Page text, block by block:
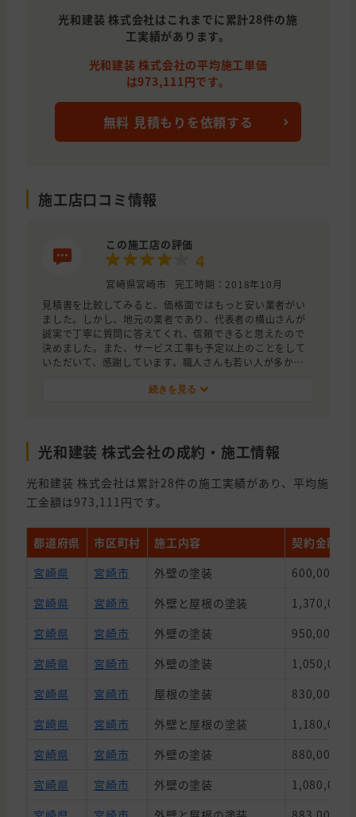
光和建装 株式会社はこれまでに累計28件の施
工実績があります。
光和建装 株式会社の平均施工単価
は973,111円です。
無料 見積もりを依頼する
施工店口コミ情報
この施工店の評価
4
宮崎県宮崎市
完工時期：2018年10月
見積書を比較してみると、価格面ではもっと安い業者がい
ました。しかし、地元の業者であり、代表者の横山さんが
誠実で丁寧に質問に答えてくれ、信頼できると思えたので
決めました。また、サービス工事も予定以上のことをして
いただいて、感謝しています。職人さんも若い人が多かっ
れいになり喜んでいます。続きを見る
光和建装 株式会社の成約・施工情報
光和建装 株式会社は累計28件の施工実績があり、平均施
工金額は973,111円です。
都道府県 市区町村 施工内容
契約金額
宮崎県
宮崎市 外壁の塗装
600,000円
宮崎県
宮崎市 外壁と屋根の塗装
1,370,000
宮崎県
宮崎市 外壁の塗装
950,000円
宮崎県
宮崎市 外壁の塗装
1,050,000
宮崎県
宮崎市 屋根の塗装
830,000円
宮崎県
宮崎市 外壁と屋根の塗装
1,180,000
宮崎県
宮崎市 外壁の塗装
880,000円
宮崎県
宮崎市 外壁の塗装
1,080,000